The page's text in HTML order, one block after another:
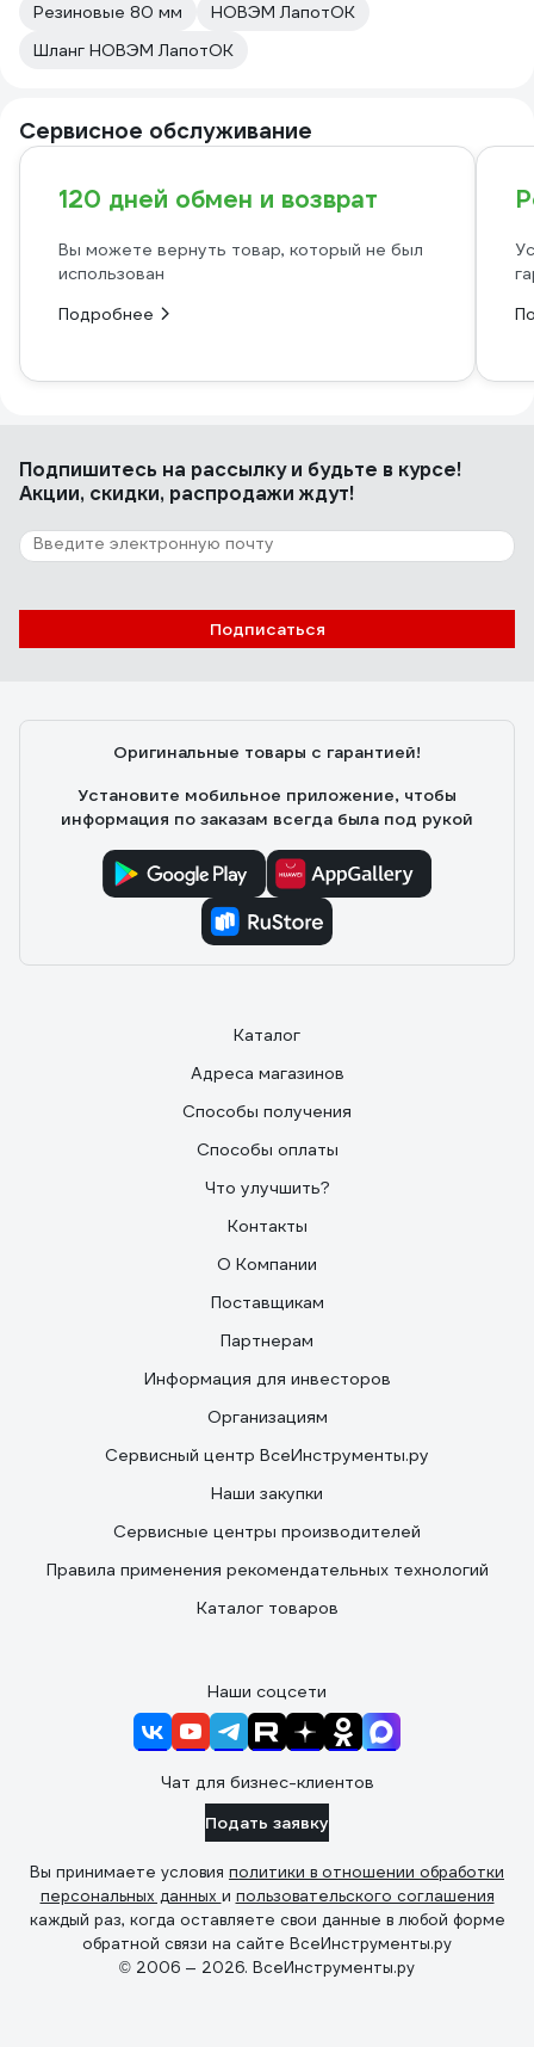
Резиновые 80 мм
НОВЭМ ЛапотОК
Шланг НОВЭМ ЛапотОК
Сервисное обслуживание
120 дней обмен и возврат
Вы можете вернуть товар, который не был
использован
Подробнее
Подпишитесь на рассылкуи будьте в курсе!
Акции, скидки, распродажи ждут!
Подписаться
Оригинальные товары с гарантией!
Установите мобильное приложение, чтобы
информация по заказам всегда была под рукой
Каталог
Адреса магазинов
Способы получения
Способы оплаты
Что улучшить?
Контакты
О Компании
Поставщикам
Партнерам
Информация для инвесторов
Организациям
Сервисный центр ВсеИнструменты.ру
Наши закупки
Сервисные центры производителей
Правила применения рекомендательных технологий
Каталог товаров
Наши соцсети
Чат для бизнес-клиентов
Подать заявку
Вы принимаете условия политики в отношении обработки
персональных данных и пользовательского соглашения
каждый раз, когда оставляете свои данные в любой форме
обратной связи на сайте ВсеИнструменты.ру
© 2006 — 2026. ВсеИнструменты.ру